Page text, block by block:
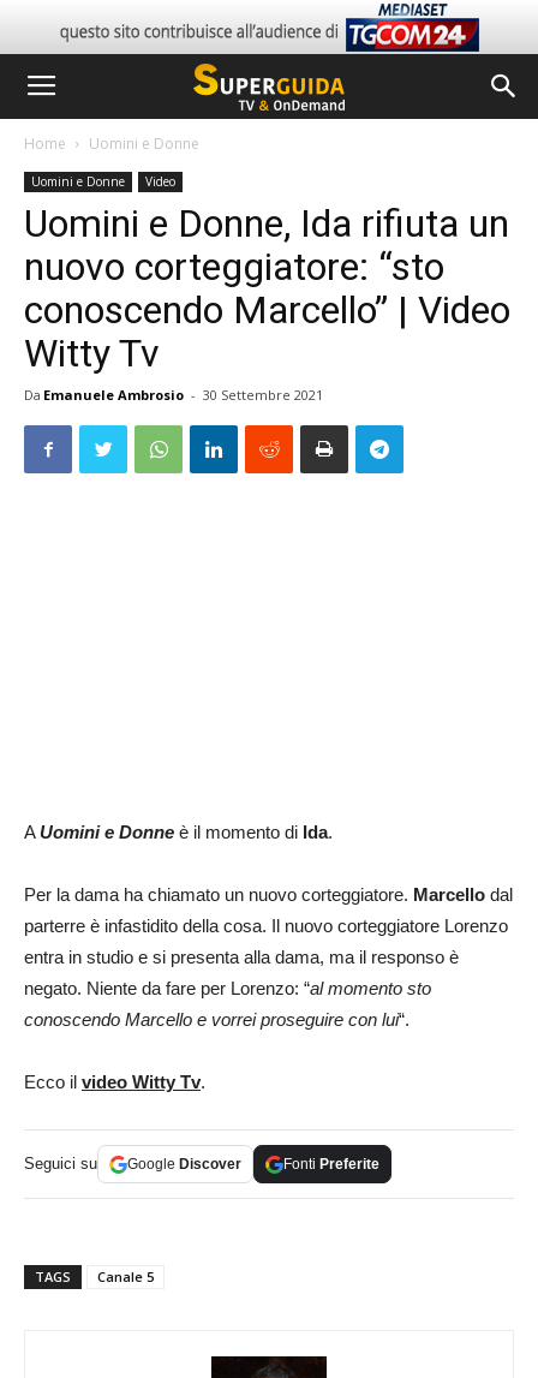
Home Uomini e Donne
Uomini e Donne Video
Uomini e Donne, Ida rifiuta un
nuovo corteggiatore: “sto
conoscendo Marcello” | Video
Witty Tv
Da Emanuele Ambrosio - 30 Settembre 2021
AUomini e Donne è il momento di Ida.
Per la dama ha chiamato un nuovo corteggiatore. Marcello dal
parterre è infastidito della cosa. Il nuovo corteggiatore Lorenzo
entra in studio e si presenta alla dama, ma il responso è
negato. Niente da fare per Lorenzo: “al momento sto
conoscendo Marcello e vorrei proseguire con lui“.
Ecco il video Witty Tv.
Seguici su Google Discover Fonti Preferite
TAGS Canale 5